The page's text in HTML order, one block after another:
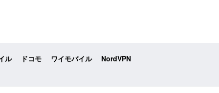
ル ドコモ ワイモバイル NordVPN